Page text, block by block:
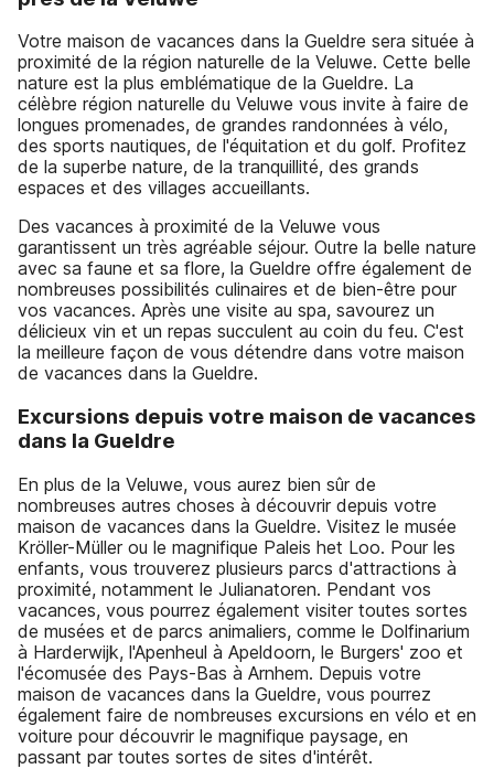
Votre maison de vacances dans la Gueldre sera située à
proximité de la région naturelle de la Veluwe. Cette belle
nature est la plus emblématique de la Gueldre. La
célèbre région naturelle du Veluwe vous invite à faire de
longues promenades, de grandes randonnées à vélo,
des sports nautiques, de l'équitation et du golf. Profitez
de la superbe nature, de la tranquillité, des grands
espaces et des villages accueillants.
Des vacances à proximité de la Veluwe vous
garantissent un très agréable séjour. Outre la belle nature
avec sa faune et sa flore, la Gueldre offre également de
nombreuses possibilités culinaires et de bien-être pour
vos vacances. Après une visite au spa, savourez un
délicieux vin et un repas succulent au coin du feu. C'est
la meilleure façon de vous détendre dans votre maison
de vacances dans la Gueldre.
Excursions depuis votre maison de vacances
dans la Gueldre
En plus de la Veluwe, vous aurez bien sûr de
nombreuses autres choses à découvrir depuis votre
maison de vacances dans la Gueldre. Visitez le musée
Kröller-Müller ou le magnifique Paleis het Loo. Pour les
enfants, vous trouverez plusieurs parcs d'attractions à
proximité, notamment le Julianatoren. Pendant vos
vacances, vous pourrez également visiter toutes sortes
de musées et de parcs animaliers, comme le Dolfinarium
à Harderwijk, l'Apenheul à Apeldoorn, le Burgers' zoo et
l'écomusée des Pays-Bas à Arnhem. Depuis votre
maison de vacances dans la Gueldre, vous pourrez
également faire de nombreuses excursions en vélo et en
voiture pour découvrir le magnifique paysage, en
passant par toutes sortes de sites d'intérêt.